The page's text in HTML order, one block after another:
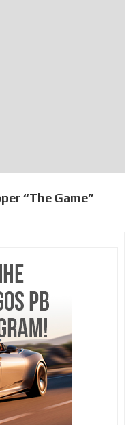
“The Game”